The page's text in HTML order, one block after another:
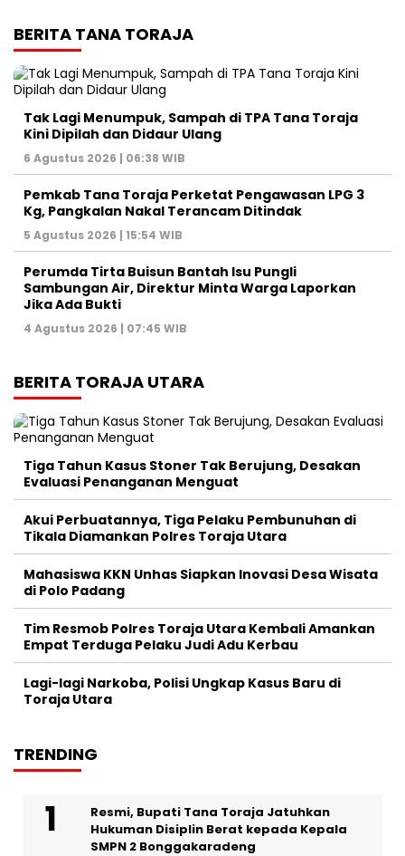
BERITA TANA TORAJA
Tak Lagi Menumpuk, Sampah di TPA Tana Toraja
Kini Dipilah dan Didaur Ulang
6 Agustus 2026 | 06:38 WIB
Pemkab Tana Toraja Perketat Pengawasan LPG 3
Kg, Pangkalan Nakal Terancam Ditindak
5 Agustus 2026 | 15:54 WIB
Perumda Tirta Buisun Bantah Isu Pungli
Sambungan Air, Direktur Minta Warga Laporkan
Jika Ada Bukti
4 Agustus 2026 | 07:45 WIB
BERITA TORAJA UTARA
Tiga Tahun Kasus Stoner Tak Berujung, Desakan
Evaluasi Penanganan Menguat
Akui Perbuatannya, Tiga Pelaku Pembunuhan di
Tikala Diamankan Polres Toraja Utara
Mahasiswa KKN Unhas Siapkan Inovasi Desa Wisata
di Polo Padang
Tim Resmob Polres Toraja Utara Kembali Amankan
Empat Terduga Pelaku Judi Adu Kerbau
Lagi-lagi Narkoba, Polisi Ungkap Kasus Baru di
Toraja Utara
TRENDING
Resmi, Bupati Tana Toraja Jatuhkan
Hukuman Disiplin Berat kepada Kepala
SMPN 2 Bonggakaradeng